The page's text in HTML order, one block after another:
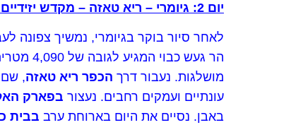
יום 2: גיומרי – ריא טאזה – מקדש יזידיים – פארק האותיות – ירוואן
לאחר סיור בוקר בגיומרי, נמשיך צפונה
הר
מושלגות. נעבור דרך הכפר ריא טאזה,
עונתיים ועמקים רחבים. נעצור בפארק
באבן. נסיים את היום בארוחת ערב בבית